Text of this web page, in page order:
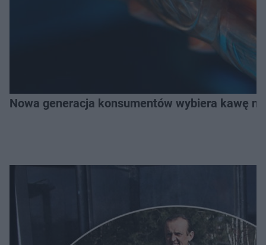
Nowa generacja konsumentów wybiera kawę